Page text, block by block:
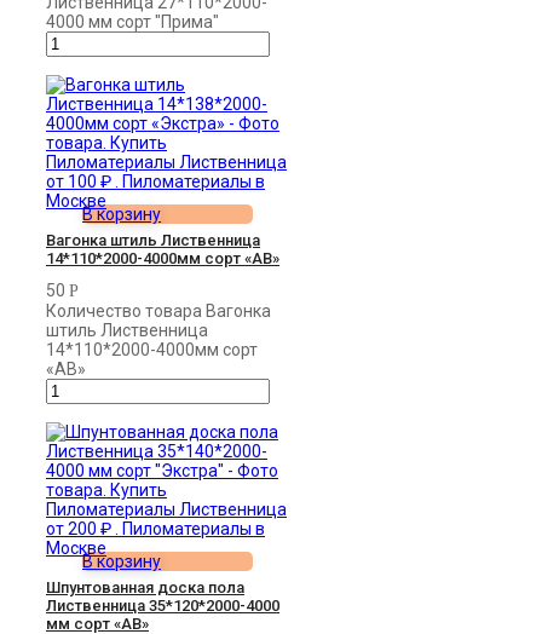
4000 мм сорт "Прима"
В корзину
Вагонка штиль Лиственница
14*110*2000-4000мм сорт «AB»
50 Р
Количество товара Вагонка
штиль Лиственница
14*110*2000-4000мм сорт
«AB»
В корзину
Шпунтованная доска пола
Лиственница 35*120*2000-4000
мм сорт «АВ»